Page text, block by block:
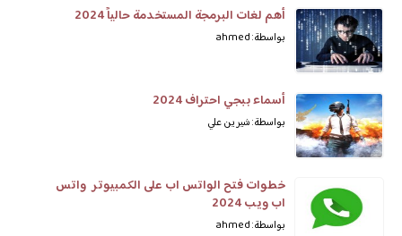
أهم لغات البرمجة المستخدمة حالياً 2024
بواسطة: ahmed
أسماء ببجي احتراف 2024
بواسطة: شيرين علي
خطوات فتح الواتس اب على الكمبيوتر واتس
اب ويب 2024
بواسطة: ahmed